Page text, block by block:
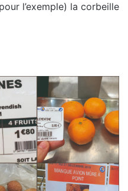
l’exemple) la corbeille